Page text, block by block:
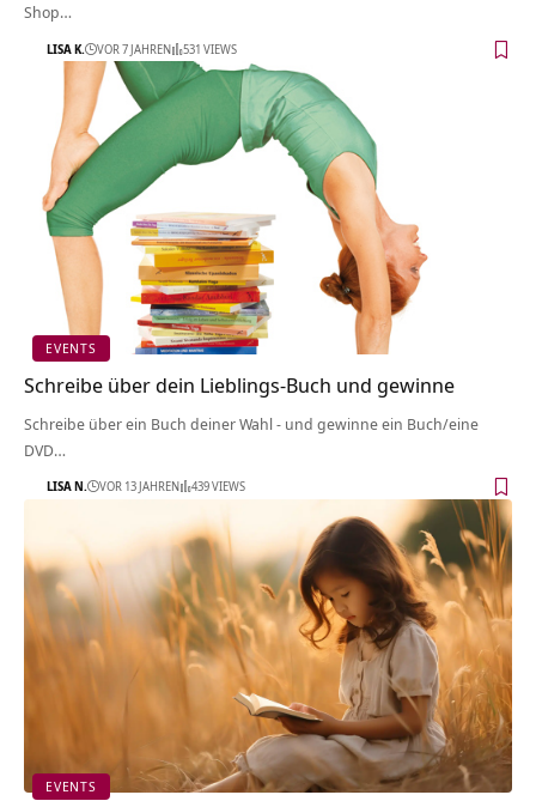
Shop…
LISA K. VOR 7 JAHREN 531 VIEWS
EVENTS
Schreibe über dein Lieblings-Buch und gewinne
Schreibe über ein Buch deiner Wahl - und gewinne ein Buch/eine
DVD…
LISA N. VOR 13 JAHREN 439 VIEWS
EVENTS